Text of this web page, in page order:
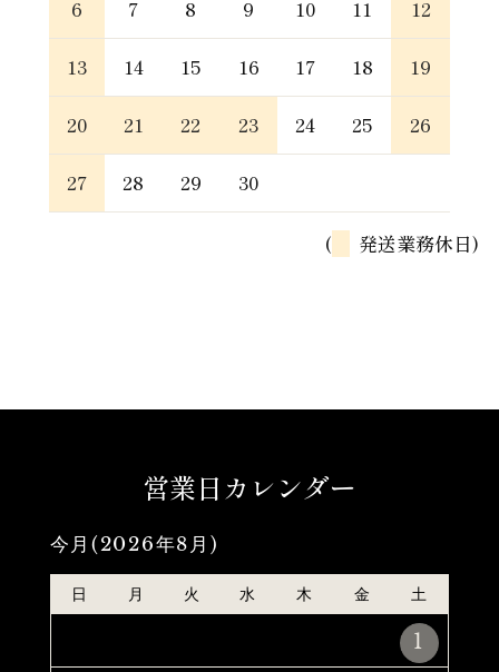
6 7 8 9 10 11 12
13 14 15 16 17 18 19
20 21 22 23 24 25 26
27 28 29 30
( 発送業務休日)
営業日カレンダー
今月(2026年8月)
日 月 火 水 木 金 土
1